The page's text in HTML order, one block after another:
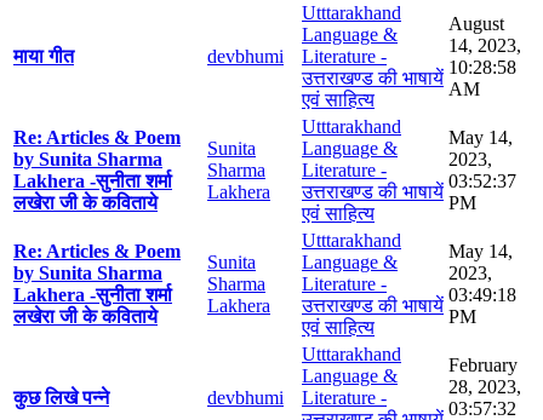
माया गीत devbhumi
Utttarakhand
Language &
Literature -
उत्तराखण्ड की भाषायें
एवं साहित्य
August
14, 2023,
10:28:58
AM
Re: Articles & Poem
by Sunita Sharma
Lakhera -सुनीता शर्मा
लखेरा जी के कविताये
Sunita
Sharma
Lakhera
Utttarakhand
Language &
Literature -
उत्तराखण्ड की भाषायें
एवं साहित्य
May 14,
2023,
03:52:37
PM
Re: Articles & Poem
by Sunita Sharma
Lakhera -सुनीता शर्मा
लखेरा जी के कविताये
Sunita
Sharma
Lakhera
Utttarakhand
Language &
Literature -
उत्तराखण्ड की भाषायें
एवं साहित्य
May 14,
2023,
03:49:18
PM
कुछ लिखे पन्ने devbhumi
Utttarakhand
Language &
Literature -
February
28, 2023,
03:57:32